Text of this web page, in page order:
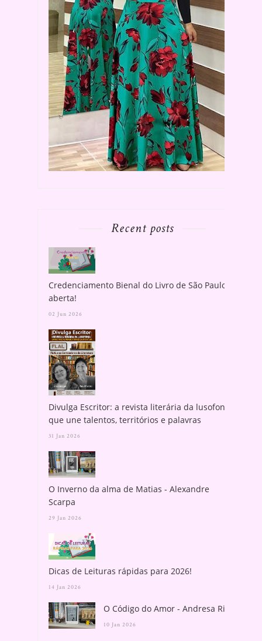
Recent posts
Credenciamento Bienal do Livro de São Paulo
aberta!
02 Jun 2026
Divulga Escritor: a revista literária da lusofonia
que une talentos, territórios e palavras
31 Jan 2026
O Inverno da alma de Matias - Alexandre
Scarpa
29 Jan 2026
Dicas de Leituras rápidas para 2026!
14 Jan 2026
O Código do Amor - Andresa Rios
10 Jan 2026